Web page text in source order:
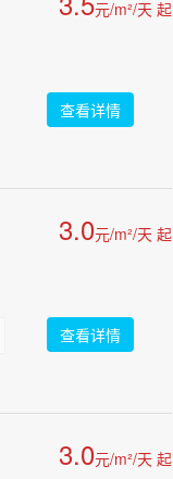
元/m²/天 起
查看详情
3.0元/m²/天 起
查看详情
3.0元/m²/天 起